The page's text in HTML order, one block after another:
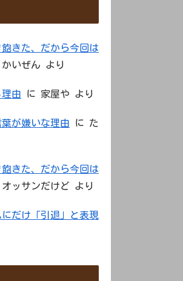
きた、だから今回は
かいぜん より
由 に 家屋や より
が嫌いな理由 に た
きた、だから今回は
オッサンだけど より
だけ「引退」と表現